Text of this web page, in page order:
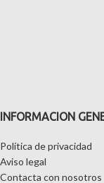
INFORMACION
Política de privacidad
Aviso legal
Contacta con nosotros